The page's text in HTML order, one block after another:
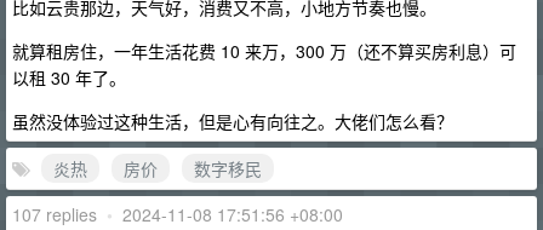
比如云贵那边，天气好，消费又不高，小地方节奏也慢。
就算租房住，一年生活花费 10 来万，300 万（还不算买房利息）可
以租 30 年了。
虽然没体验过这种生活，但是心有向往之。大佬们怎么看？
炎热
房价
数字移民
107 replies • 2024-11-08 17:51:56 +08:00